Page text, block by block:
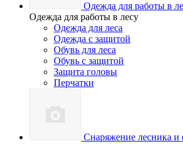
Одежда для работы в
Одежда для работы в лесу
Одежда для леса
Одежда с защитой
Обувь для леса
Обувь с защитой
Защита головы
Перчатки
Снаряжение лесника и